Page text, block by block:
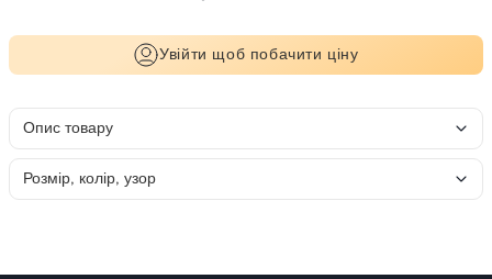
Увійти щоб побачити ціну
Опис товару
Розмір, колір, узор